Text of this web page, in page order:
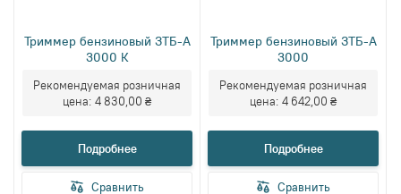
Триммер бензиновый ЗТБ-А
3000 К
Рекомендуемая розничная
цена: 4 830,00 ₴
Подробнее
Сравнить
Триммер бензиновый ЗТБ-А
3000
Рекомендуемая розничная
цена: 4 642,00 ₴
Подробнее
Сравнить